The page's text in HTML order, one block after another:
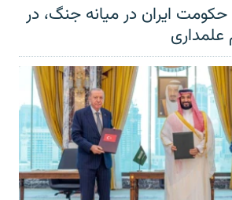
ایران در میانه جنگ، در